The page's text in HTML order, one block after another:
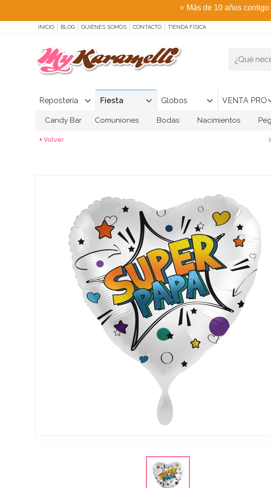
⭐ Más de 10 años contigo
INICIO BLOG QUIÉNES SOMOS CONTACTO TIENDA FÍSICA
Repostería Fiesta Globos VENTA PRO
Candy Bar Comuniones Bodas Nacimientos
Volver